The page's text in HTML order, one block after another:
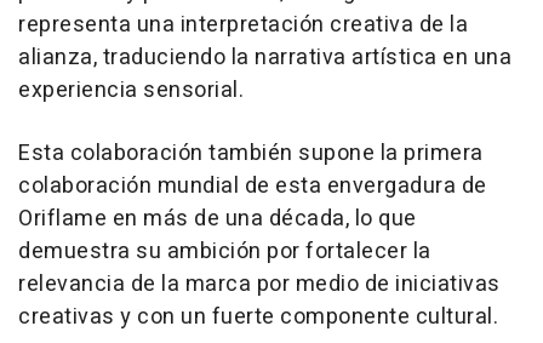
representa una interpretación creativa de la
alianza, traduciendo la narrativa artística en una
experiencia sensorial.
Esta colaboración también supone la primera
colaboración mundial de esta envergadura de
Oriflame en más de una década, lo que
demuestra su ambición por fortalecer la
relevancia de la marca por medio de iniciativas
creativas y con un fuerte componente cultural.